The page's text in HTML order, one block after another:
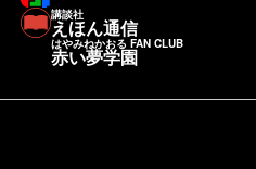
講談社
えほん通信
はやみねかおる FAN CLUB
赤い夢学園